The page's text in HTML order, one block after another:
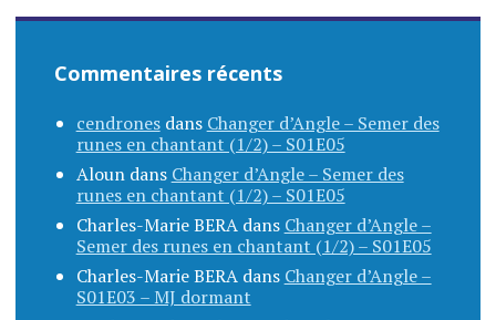
Commentaires récents
cendronesdans Changer d’Angle – Semer des
runes en chantant (1/2) – S01E05
Aloundans Changer d’Angle – Semer des
runes en chantant (1/2) – S01E05
Charles-Marie BERAdans Changer d’Angle –
Semer des runes en chantant (1/2) – S01E05
Charles-Marie BERAdans Changer d’Angle –
S01E03 – MJ dormant